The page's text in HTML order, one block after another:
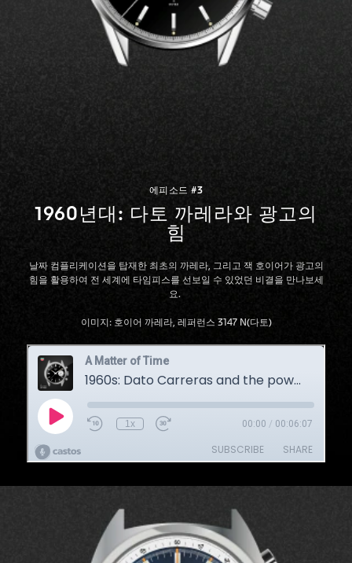
에피소드 #3
1960년대: 다토 까레라와 광고의
힘
날짜 컴플리케이션을 탑재한 최초의 까레라, 그리고 잭 호이어가 광고의
힘을 활용하여 전 세계에 타임피스를 선보일 수 있었던 비결을 만나보세
요.
이미지: 호이어 까레라, 레퍼런스 3147 N(다토)